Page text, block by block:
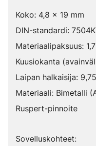
Koko: 4,8 x 19 mm
DIN-standardi: 7504K
Materiaalipaksuus:
Kuusiokanta
Laipan halkaisija:
Materiaali: Bimetalli
Ruspert-pinnoite
Sovelluskohteet: